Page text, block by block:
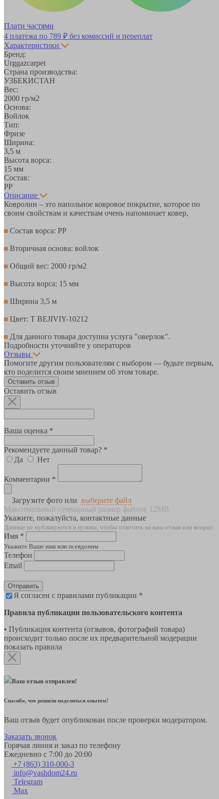
Плати частями
4 платежа по 789 ₽ без комиссий и переплат
Характеристики
Бренд:
Urggazcarpet
Страна производства:
УЗБЕКИСТАН
Вес:
2000 гр/м2
Основа:
Войлок
Тип:
Фризе
Ширина:
3,5 м
Высота ворса:
15 мм
Состав:
PP
Описание
Ковролин – это напольное ковровое покрытие, которое по
своим свойствам и качествам очень напоминает ковер,
Состав ворса: PР
Вторичная основа: войлок
Общий вес: 2000 гр/м2
Высота ворса: 15 мм
Ширина 3,5 м
Цвет: T BEJIVIY-10212
Для данного товара доступна услуга "оверлок".
Подробности уточняйте у операторов
Отзывы
Помогите другим пользователям с выбором — будьте первым,
кто поделится своим мнением об этом товаре.
Оставить отзыв
Оставить отзыв
Ваша оценка *
Рекомендуете данный товар? *
Да
Нет
Комментарии *
Загрузите фото или выберите файл
Максимальный суммарный размер файлов 12MB
Укажите, пожалуйста, контактные данные
Данные не публикуются и нужны, чтобы ответить на ваш отзыв или вопрос
Имя *
Укажите Ваше имя или псевдоним
Телефон
Email
Отправить
Я согласен с правилами публикации *
Правила публикации пользовательского контента
• Публикация контента (отзывов, фотографий товара)
происходит только после их предварительной модерации
показать правила
Ваш отзыв отправлен!
Спасибо, что решили поделиться опытом!
Ваш отзыв будет опубликован после проверки модератором.
Заказать звонок
Горячая линия и заказ по телефону
Ежедневно с 7:00 до 20:00
+7 (863) 310-000-3
info@vashdom24.ru
Telegram
Max